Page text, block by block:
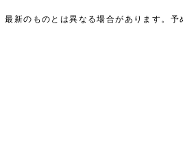
新のものとは異なる場合があります。予